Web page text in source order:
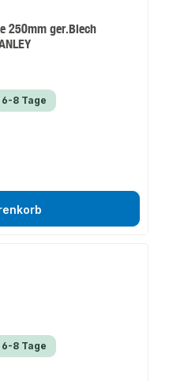
250mm ger.Blech
8 Tage
8 Tage